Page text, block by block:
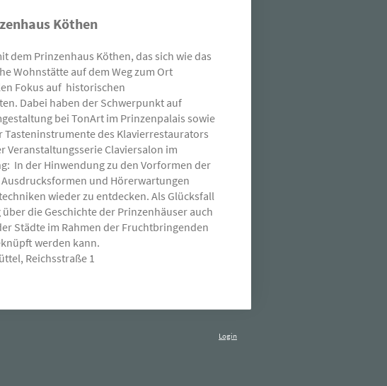
Köthen
dem Prinzenhaus Köthen, das sich wie das
Wohnstätte auf dem Weg zum Ort
Fokus auf historischen
Dabei haben der Schwerpunkt auf
bei TonArt im Prinzenpalais sowie
des Klavierrestaurators
Veranstaltungsserie Claviersalon im
In der Hinwendung zu den Vorformen der
und Hörerwartungen
wieder zu entdecken. Als Glücksfall
die Geschichte der Prinzenhäuser auch
Städte im Rahmen der Fruchtbringenden
werden kann.
Reichsstraße 1
Login